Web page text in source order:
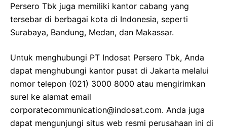
Persero Tbk juga memiliki kantor cabang yang
tersebar di berbagai kota di Indonesia, seperti
Surabaya, Bandung, Medan, dan Makassar.
Untuk menghubungi PT Indosat Persero Tbk, Anda
dapat menghubungi kantor pusat di Jakarta melalui
nomor telepon (021) 3000 8000 atau mengirimkan
surel ke alamat email
corporatecommunication@indosat.com. Anda juga
dapat mengunjungi situs web resmi perusahaan ini di